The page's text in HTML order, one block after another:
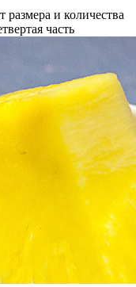
размера и количества
часть